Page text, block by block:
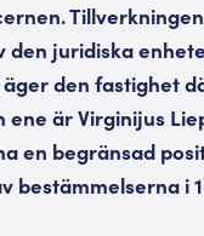
den juridiska
den fastighet
är Virginijus
en begränsad
bestämmelserna i